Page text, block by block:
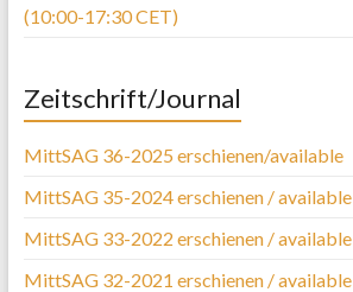
(10:00-17:30 CET)
Zeitschrift/Journal
MittSAG 36-2025 erschienen/available
MittSAG 35-2024 erschienen / available
MittSAG 33-2022 erschienen / available
MittSAG 32-2021 erschienen / available